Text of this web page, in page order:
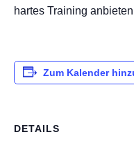
hartes Training anbieten
Zum Kalender
DETAILS